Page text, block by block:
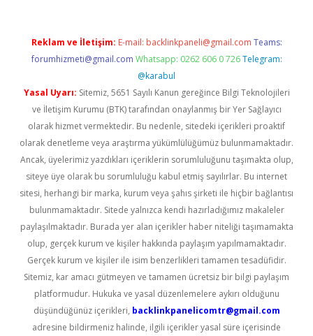
Reklam ve İletişim: E-mail: backlinkpaneli@gmail.com Teams:
forumhizmeti@gmail.com Whatsapp: 0262 606 0 726 Telegram:
@karabul
Yasal Uyarı: Sitemiz, 5651 Sayılı Kanun gereğince Bilgi Teknolojileri
ve İletişim Kurumu (BTK) tarafından onaylanmış bir Yer Sağlayıcı
olarak hizmet vermektedir. Bu nedenle, sitedeki içerikleri proaktif
olarak denetleme veya araştırma yükümlülüğümüz bulunmamaktadır.
Ancak, üyelerimiz yazdıkları içeriklerin sorumluluğunu taşımakta olup,
siteye üye olarak bu sorumluluğu kabul etmiş sayılırlar. Bu internet
sitesi, herhangi bir marka, kurum veya şahıs şirketi ile hiçbir bağlantısı
bulunmamaktadır. Sitede yalnızca kendi hazırladığımız makaleler
paylaşılmaktadır. Burada yer alan içerikler haber niteliği taşımamakta
olup, gerçek kurum ve kişiler hakkında paylaşım yapılmamaktadır.
Gerçek kurum ve kişiler ile isim benzerlikleri tamamen tesadüfidir.
Sitemiz, kar amacı gütmeyen ve tamamen ücretsiz bir bilgi paylaşım
platformudur. Hukuka ve yasal düzenlemelere aykırı olduğunu
düşündüğünüz içerikleri, backlinkpanelicomtr@gmail.com
adresine bildirmeniz halinde, ilgili içerikler yasal süre içerisinde